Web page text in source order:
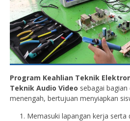
Program Keahlian Teknik
Teknik Audio Video sebagai
menengah, bertujuan menyiapkan
Memasuki lapangan kerja serta